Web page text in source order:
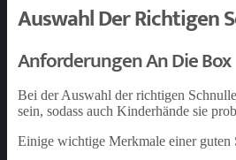
Auswahl Der Richtigen
Anforderungen An Die Box
Bei der Auswahl der richtigen
sein, sodass auch Kinderhände sie
Einige wichtige Merkmale einer guten